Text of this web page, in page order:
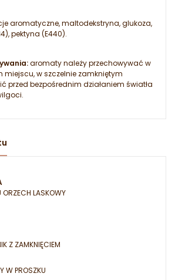
aromatyczne, maltodekstryna, glukoza,
pektyna (E440).
aromaty należy przechowywać w
miejscu, w szczelnie zamkniętym
przed bezpośrednim działaniem światła
LASKOWY
Z ZAMKNIĘCIEM
W PROSZKU